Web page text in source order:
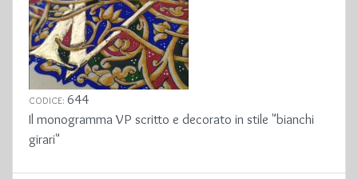
CODICE: 644
Il monogramma VP scritto e decorato in stile "bianchi
girari"